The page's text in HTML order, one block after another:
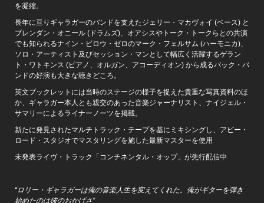
を凝縮。
長年に亘りギャラガーのバンドを支えたジェリー・マカヴォイ (ベース) と
ブレンダン・オニール (ドラムズ)、オアシスやトーク・トークらとの共演
でも知られるナイン・ビロウ・ゼロのマーク・フェルサム (ハーモニカ)、
ソロ・アーティスト及びセッション・マンとして幅広く活躍するゲラン
ト・ワトキンス (ピアノ、オルガン、アコーディオン) から成るバック・バ
ンドの好演も大きな聴きどころ。
英文ブックレットには当時のステージの様子を捉えた貴重な写真資料のほ
か、ギャラガー本人とも親交のあった音楽ジャーナリスト、ナイジェル・
サマリーによるライナーノーツを掲載。
新たに発見されたマルチトラック・テープを基にミキシングし、アビー・
ロード・スタジオでマスタリングを施した最新マスターを使用
未発表ライヴ・トラック「コンチネンタル・オップ」が先行配信中
“ロリー・ギャラガーは俺の音楽人生を変えてくれた。俺がギターを弾き
始めたのは彼のおかげさ”